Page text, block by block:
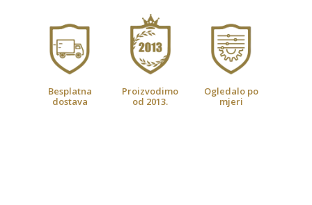
Besplatna
dostava
Proizvodimo
od 2013.
Ogledalo po
mjeri